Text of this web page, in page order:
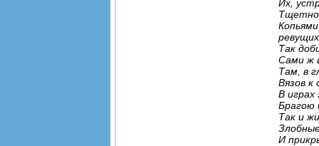
Их,
Тщетно
ревущих
Так
Сами ж
Там, в
Вязов к
В играх
Брагою
Так и
И